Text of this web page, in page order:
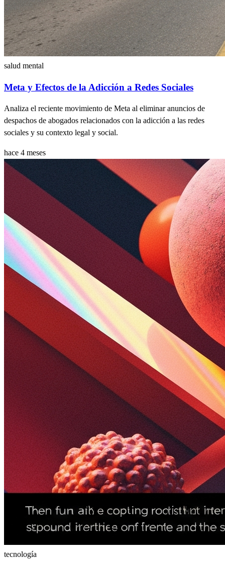
salud mental
Meta y Efectos de la Adicción a Redes Sociales
Analiza el reciente movimiento de Meta al eliminar anuncios de
despachos de abogados relacionados con la adicción a las redes
sociales y su contexto legal y social.
hace 4 meses
tecnología